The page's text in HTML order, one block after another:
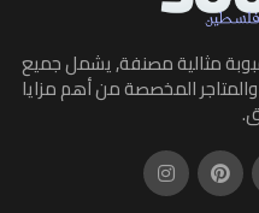
مثالية مصنفة, يشمل جميع
المخصصة من أهم مزايا